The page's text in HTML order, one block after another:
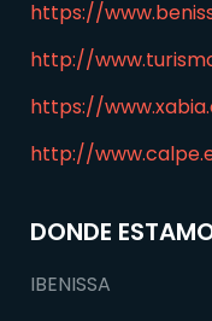
https://
http://
https://
http://
DONDE
IBENISSA